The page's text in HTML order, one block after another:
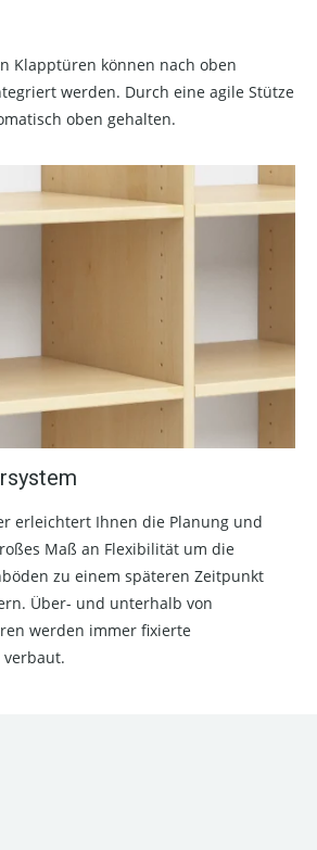
Klapptüren können nach oben
werden. Durch eine agile Stütze
oben gehalten.
erleichtert Ihnen die Planung und
Maß an Flexibilität um die
zu einem späteren Zeitpunkt
Über- und unterhalb von
werden immer fixierte